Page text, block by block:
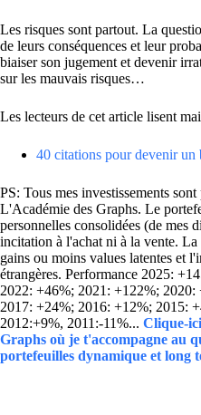
Les risques sont partout. La
de leurs conséquences et leur
biaiser son jugement et devenir
sur les mauvais risques…
Les lecteurs de cet article lisent
40 citations pour devenir un
PS: Tous mes investissements
L'Académie des Graphs. Le
personnelles consolidées (de mes
incitation à l'achat ni à la vente.
gains ou moins values latentes et
étrangères. Performance 2025:
2022: +46%; 2021: +122%;
2017: +24%; 2016: +12%; 2015:
2012:+9%, 2011:-11%... Clique-
Graphs où je t'accompagne au
portefeuilles dynamique et long